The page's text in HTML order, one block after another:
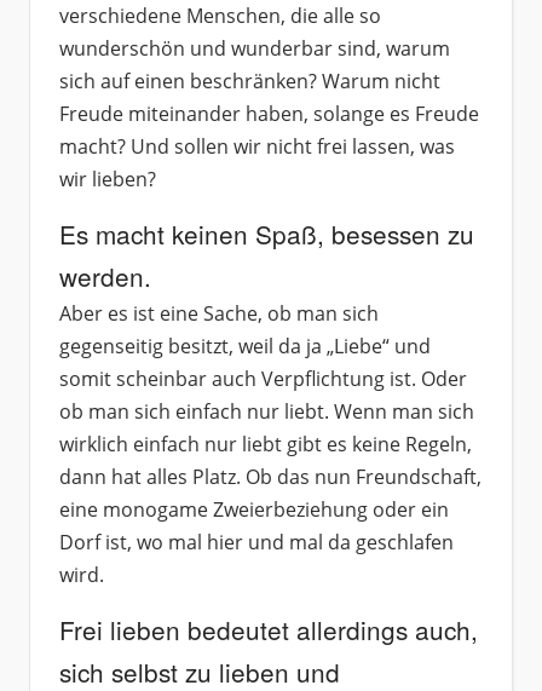
verschiedene Menschen, die alle so
wunderschön und wunderbar sind, warum
sich auf einen beschränken? Warum nicht
Freude miteinander haben, solange es Freude
macht? Und sollen wir nicht frei lassen, was
wir lieben?
Es macht keinen Spaß, besessen zu
werden.
Aber es ist eine Sache, ob man sich
gegenseitig besitzt, weil da ja „Liebe“ und
somit scheinbar auch Verpflichtung ist. Oder
ob man sich einfach nur liebt. Wenn man sich
wirklich einfach nur liebt gibt es keine Regeln,
dann hat alles Platz. Ob das nun Freundschaft,
eine monogame Zweierbeziehung oder ein
Dorf ist, wo mal hier und mal da geschlafen
wird.
Frei lieben bedeutet allerdings auch,
sich selbst zu lieben und